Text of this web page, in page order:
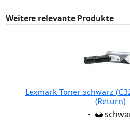
Weitere relevante Produkte
Lexmark Toner schwarz
(Return)
Eigenschaft: